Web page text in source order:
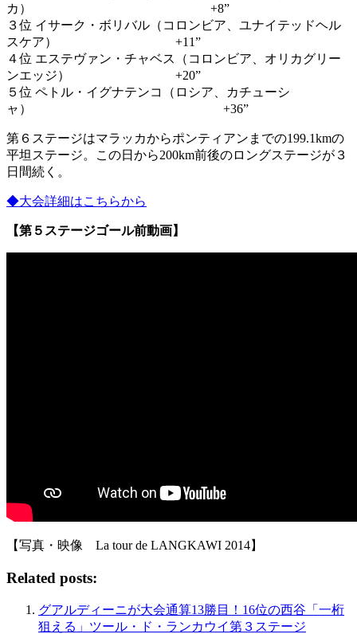
カ） +8”
３位 イサーク・ボリバル（コロンビア、ユナイテッドヘル
スケア） +11”
４位 エステヴァン・チャベス（コロンビア、オリカグリー
ンエッジ） +20”
５位 ペトル・イグナテンコ（ロシア、カチューシ
ャ） +36”
第６ステージはマラッカからポンティアンまでの199.1kmの
平坦ステージ。この日から200km前後のロングステージが３
日間続く。
◆大会詳細はこちらから
【第５ステージゴール前動画】
【写真・映像 La tour de LANGKAWI 2014】
Related posts:
グアルディーニが大会通算13勝目！16位の西谷「一桁
狙える」ツール・ド・ランカウイ第３ステージ